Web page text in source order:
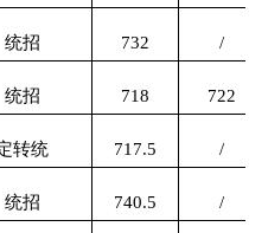
统招 732 /
统招 718 722
转统 717.5 /
统招 740.5 /